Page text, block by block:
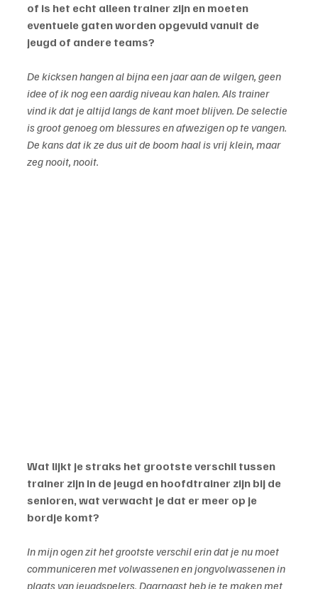
of is het echt alleen trainer zijn en moeten
eventuele gaten worden opgevuld vanuit de
jeugd of andere teams?
De kicksen hangen al bijna een jaar aan de wilgen, geen
idee of ik nog een aardig niveau kan halen. Als trainer
vind ik dat je altijd langs de kant moet blijven. De selectie
is groot genoeg om blessures en afwezigen op te vangen.
De kans dat ik ze dus uit de boom haal is vrij klein, maar
zeg nooit, nooit.
Wat lijkt je straks het grootste verschil tussen
trainer zijn in de jeugd en hoofdtrainer zijn bij de
senioren, wat verwacht je dat er meer op je
bordje komt?
In mijn ogen zit het grootste verschil erin dat je nu moet
communiceren met volwassenen en jongvolwassenen in
plaats van jeugdspelers. Daarnaast heb je te maken met